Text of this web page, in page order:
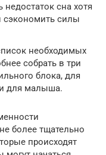
сна хотя
сэкономить силы
необходимых
собрать в три
блока, для
для малыша.
более тщательно
происходят